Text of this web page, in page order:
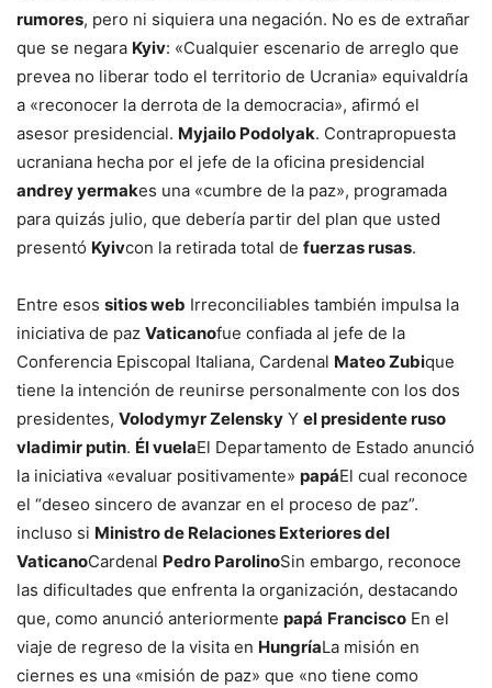
rumores, pero ni siquiera una negación. No es de extrañar
que se negara Kyiv: «Cualquier escenario de arreglo que
prevea no liberar todo el territorio de Ucrania» equivaldría
a «reconocer la derrota de la democracia», afirmó el
asesor presidencial. Myjailo Podolyak. Contrapropuesta
ucraniana hecha por el jefe de la oficina presidencial
andrey yermakes una «cumbre de la paz», programada
para quizás julio, que debería partir del plan que usted
presentó Kyivcon la retirada total de fuerzas rusas.
Entre esos sitios web Irreconciliables también impulsa la
iniciativa de paz Vaticanofue confiada al jefe de la
Conferencia Episcopal Italiana, Cardenal Mateo Zubique
tiene la intención de reunirse personalmente con los dos
presidentes, Volodymyr Zelensky Y el presidente ruso
vladimir putin. Él vuelaEl Departamento de Estado anunció
la iniciativa «evaluar positivamente» papáEl cual reconoce
el “deseo sincero de avanzar en el proceso de paz”.
incluso si Ministro de Relaciones Exteriores del
VaticanoCardenal Pedro ParolinoSin embargo, reconoce
las dificultades que enfrenta la organización, destacando
que, como anunció anteriormente papá Francisco En el
viaje de regreso de la visita en HungríaLa misión en
ciernes es una «misión de paz» que «no tiene como